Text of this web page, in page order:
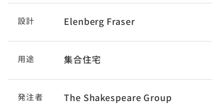
設計 Elenberg Fraser
用途 集合住宅
発注者 The Shakespeare Group